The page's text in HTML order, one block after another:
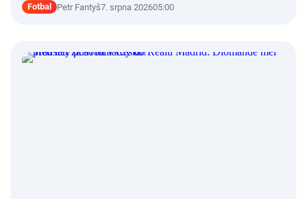
Fotbal Petr Fantyš7. srpna 202605:00